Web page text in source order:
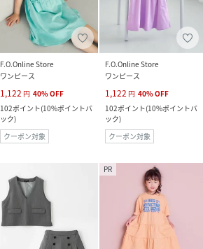
F.O.Online Store
ワンピース
1,122 円 40%OFF
102ポイント(10%ポイントバ
ック)
クーポン対象
F.O.Online Store
ワンピース
1,122 円 40%OFF
102ポイント(10%ポイントバ
ック)
クーポン対象
PR